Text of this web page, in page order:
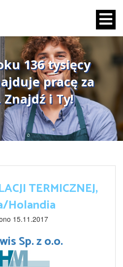
136 tysięcy
pracę za
i Ty!
TERMICZNEJ,
Holandia
15.11.2017
Sp. z o.o.